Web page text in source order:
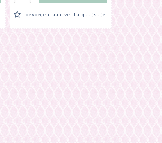
Toevoegen aan verlanglijstje